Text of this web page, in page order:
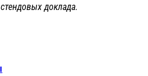
доклада.